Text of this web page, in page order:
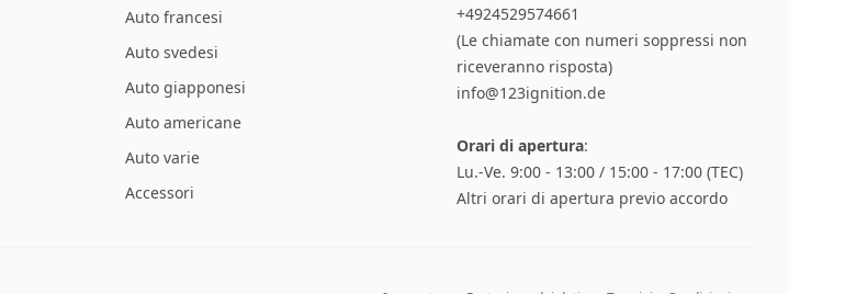
Auto francesi
Auto svedesi
Auto giapponesi
Auto americane
Auto varie
Accessori
+4924529574661
(Le chiamate con numeri soppressi non
riceveranno risposta)
info@123ignition.de
Orari di apertura:
Lu.-Ve. 9:00 - 13:00 / 15:00 - 17:00 (TEC)
Altri orari di apertura previo accordo